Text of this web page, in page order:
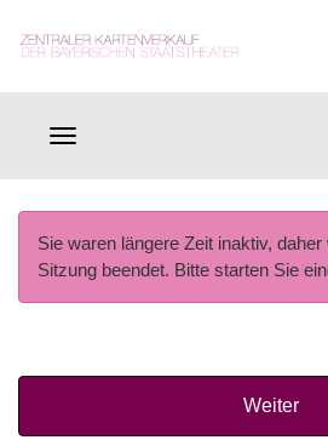
Sie waren längere Zeit inaktiv, daher
Sitzung beendet. Bitte starten Sie
Weiter